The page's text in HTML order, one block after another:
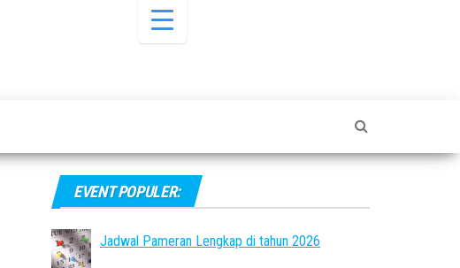
EVENT POPULER:
Jadwal Pameran Lengkap di tahun 2026